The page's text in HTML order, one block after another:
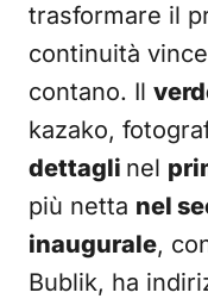
trasformare il
continuità
contano. Il
kazako,
dettagli nel
più netta nel
inaugurale,
Bublik, ha